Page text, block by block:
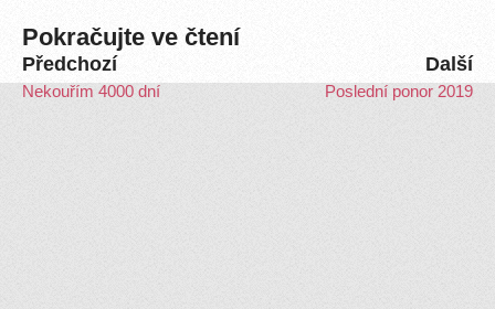
Pokračujte ve čtení
Další
Poslední ponor 2019
Předchozí
Nekouřím 4000 dní